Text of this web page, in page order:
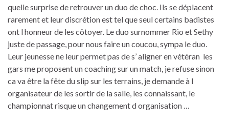
quelle surprise de retrouver un duo de choc. Ils se déplacent
rarement et leur discrétion est tel que seul certains badistes
ont l honneur de les côtoyer. Le duo surnommer Rio et Sethy
juste de passage, pour nous faire un coucou, sympa le duo.
Leur jeunesse ne leur permet pas de s’ aligner en vétéran les
gars me proposent un coaching sur un match, je refuse sinon
ca va être la fête du slip sur les terrains, je demande à l
organisateur de les sortir de la salle, les connaissant, le
championnat risque un changement d organisation …